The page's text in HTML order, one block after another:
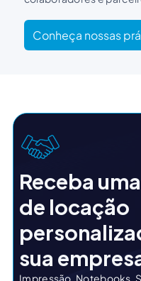
Conheça nossas
Receba
de locação
sua
Impressão, Notebooks,